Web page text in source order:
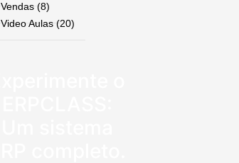
Vendas (8)
Video Aulas (20)